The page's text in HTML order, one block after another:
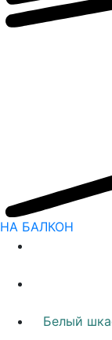
НА БАЛКОН
Белый